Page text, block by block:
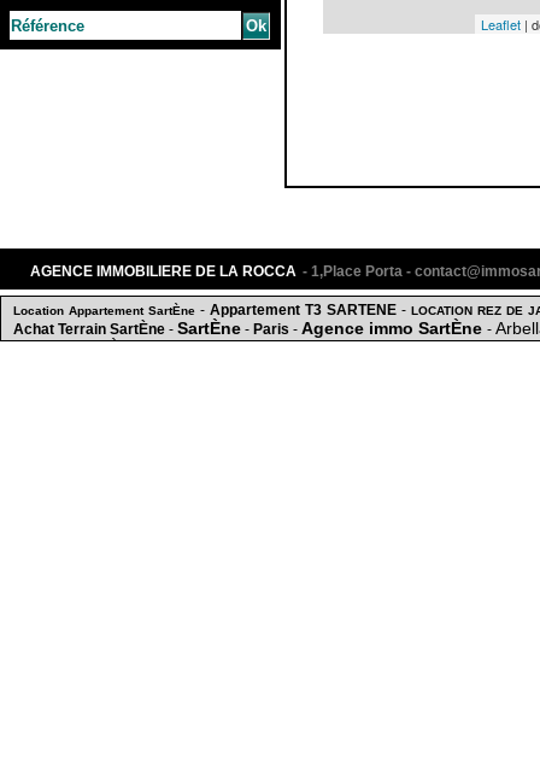
Leaflet |
AGENCE IMMOBILIERE DE LA ROCCA - 1,Place Porta -
Location Appartement SartÈne - Appartement T3 SARTENE- LOCATION REZ DE
Achat Terrain SartÈne - SartÈne - Paris - Agence immo SartÈne -
Maison SartÈne
15 mn du centre ville